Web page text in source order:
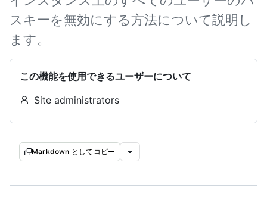
スキーを無効にする方法について説明し
ます。
この機能を使用できるユーザーについて
Site administrators
Markdown としてコピー